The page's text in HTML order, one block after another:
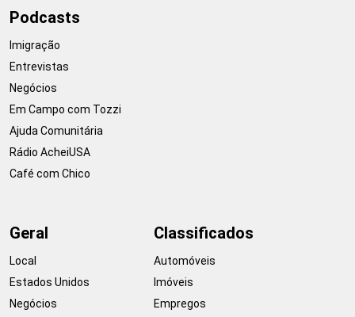
Podcasts
Imigração
Entrevistas
Negócios
Em Campo com Tozzi
Ajuda Comunitária
Rádio AcheiUSA
Café com Chico
Geral
Local
Estados Unidos
Negócios
Classificados
Automóveis
Imóveis
Empregos